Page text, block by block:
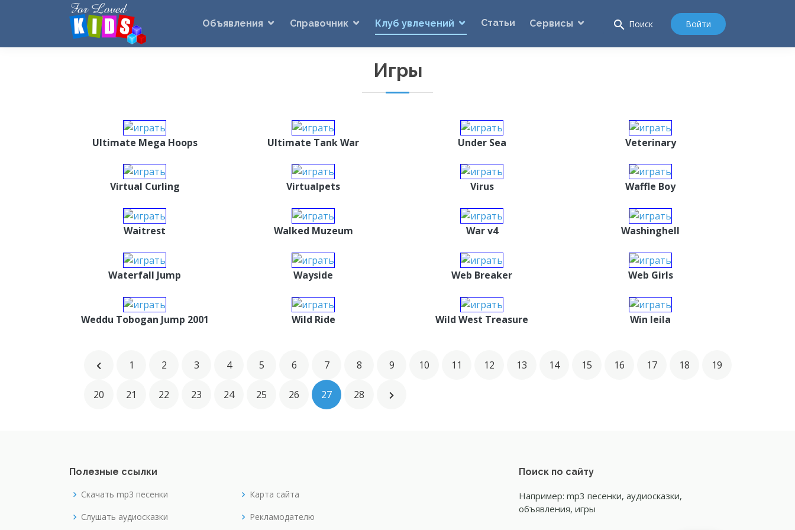
Объявления Справочник Клуб увлечений Статьи Сервисы search Поиск Войти
Игры
Ultimate Mega Hoops Ultimate Tank War Under Sea Veterinary
Virtual Curling Virtualpets Virus Waffle Boy
Waitrest Walked Muzeum War v4 Washinghell
Waterfall Jump Wayside Web Breaker Web Girls
Weddu Tobogan Jump 2001 Wild Ride Wild West Treasure Win leila
1 2 3 4 5 6 7 8 9 10 11 12 13 14 15 16 17 18 19
20 21 22 23 24 25 26 27 28
Полезные ссылки
Скачать mp3 песенки
Слушать аудиосказки
Карта сайта
Рекламодателю
Поиск по сайту
Например: mp3 песенки, аудиосказки,
объявления, игры